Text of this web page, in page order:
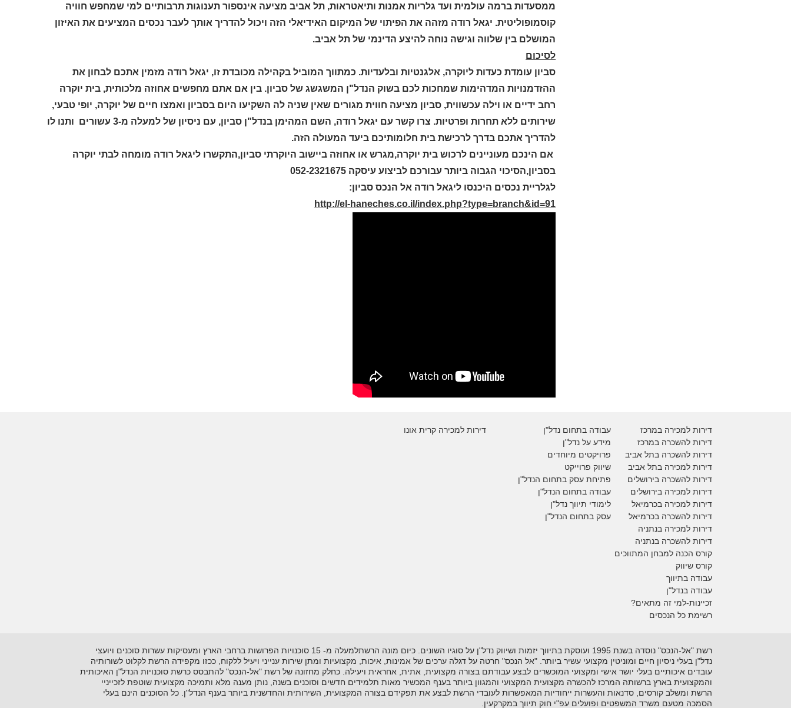
ממסעדות ברמה עולמית ועד גלריות אמנות ותיאטראות, תל אביב מציעה אינספור תענוגות תרבותיים למי שמחפש חוויה
קוסמופוליטית. יגאל רודה מזהה את הפיתוי של המיקום האידיאלי הזה ויכול להדריך אותך לעבר נכסים המציעים את האיזון
המושלם בין שלווה וגישה נוחה להיצע הדינמי של תל אביב.
לסיכום
סביון עומדת כעדות ליוקרה, אלגנטיות ובלעדיות. כמתווך המוביל בקהילה מכובדת זו, יגאל רודה מזמין אתכם לבחון את
ההזדמנויות המדהימות שמחכות לכם בשוק הנדל"ן המשגשג של סביון. בין אם אתם מחפשים אחוזה מלכותית, בית יוקרה
רחב ידיים או וילה עכשווית, סביון מציעה חווית מגורים שאין שניה לה השקיעו היום בסביון ואמצו חיים של יוקרה, יופי טבעי,
שירותים ללא תחרות ופרטיות. צרו קשר עם יגאל רודה, השם המהימן בנדל"ן סביון, עם ניסיון של למעלה מ-3 עשורים ותנו לו
להדריך אתכם בדרך לרכישת בית חלומותיכם ביעד המעולה הזה.
אם הינכם מעוניינים לרכוש בית יוקרה,מגרש או אחוזה ביישוב היוקרתי סביון,התקשרו ליגאל רודה מומחה לבתי יוקרה
בסביון,הסיכוי הגבוה ביותר עבורכם לביצוע עיסקה 052-2321675
לגלריית נכסים היכנסו ליגאל רודה אל הנכס סביון:
http://el-haneches.co.il/index.php?type=branch&id=91
דירות למכירה קרית אונו
דירות למכירה במרכז
דירות להשכרה במרכז
דירות להשכרה בתל אביב
דירות למכירה בתל אביב
דירות להשכרה בירושלים
דירות למכירה בירושלים
דירות למכירהבכרמיאל
דירות להשכרהבכרמיאל
דירות למכירה בנתניה
דירות להשכרה בנתניה
קורס הכנה למבחן המתווכים
קורס שיווק
עבודה בתיווך
עבודה בנדל"ן
זכיינות-למי זה מתאים?
עבודה בתחום נדל"ן
מידע על נדל"ן
פרויקטים מיוחדים
שיווק פרוייקט
פתיחת עסק בתחום הנדל"ן
עבודה בתחום הנדל"ן
לימודי תיווך נדל"ן
עסק בתחום הנדל"ן
רשימת כל הנכסים
רשת "אל-הנכס" נוסדה בשנת 1995 ועוסקת בתיווך יזמות ושיווק נדל"ן על סוגיו השונים. כיום מונה הרשתלמעלה מ- 15 סוכנויות הפרושות ברחבי הארץ ומעסיקות עשרות סוכנים ויועצי
נדל"ן בעלי ניסיון חיים ומוניטין מקצועי עשיר ביותר. "אל הנכס" חרטה על דגלה ערכים של אמינות, איכות, מקצועיות ומתן שירות ענייני ויעיל ללקוח, ככזו מקפידה הרשת לקלוט לשורותיה
עובדים איכותיים בעלי יושר אישי ומקצועי המוכשרים לבצע עבודתם בצורה מקצועית, אתית, אחראית ויעילה. כחלק מחזונה של רשת "אל-הנכס" להתבסס כרשת סוכנויות הנדל"ן האיכותית
והמקצועית בארץ ברשותה המרכז להכשרה מקצועית המקצועי והמגוון ביותר בענף המכשיר מאות תלמידים חדשים וסוכנים בשנה, נותן מענה מלא ותמיכה מקצועית שוטפת לזכייניי
הרשת ומשלב קורסים, סדנאות והעשרות ייחודיות המאפשרות לעובדי הרשת לבצע את תפקידם בצורה המקצועית, השירותית והחדשנית ביותר בענף הנדל"ן. כל הסוכנים הינם בעלי
הסמכה מטעם משרד המשפטים ופועלים עפ"י חוק תיווך במקרקעין.